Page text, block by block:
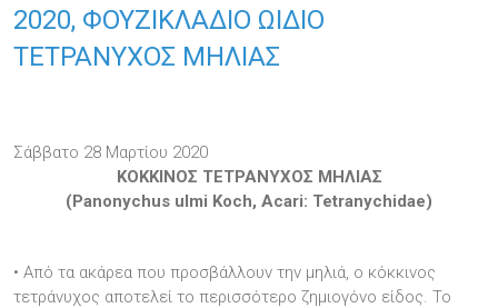
2020, ΦΟΥΖΙΚΛΑΔΙΟ ΩΙΔΙΟ
ΤΕΤΡΑΝΥΧΟΣ ΜΗΛΙΑΣ
Σάββατο 28 Μαρτίου 2020
ΚΟΚΚΙΝΟΣ ΤΕΤΡΑΝΥΧΟΣ ΜΗΛΙΑΣ
(Panonychus ulmi Koch, Acari: Tetranychidae)
• Από τα ακάρεα που προσβάλλουν την μηλιά, ο κόκκινος
τετράνυχος αποτελεί το περισσότερο ζημιογόνο είδος. Το